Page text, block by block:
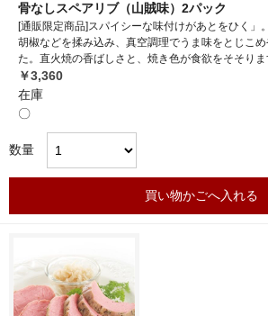
骨なしスペアリブ（山賊味）2パック
[通販限定商品]スパイシーな味付けがあとをひく」
胡椒などを揉み込み、真空調理でうま味をとじこ
た。直火焼の香ばしさと、焼き色が食欲をそそりま
￥3,360
在庫
〇
数量
買い物かごへ入れる